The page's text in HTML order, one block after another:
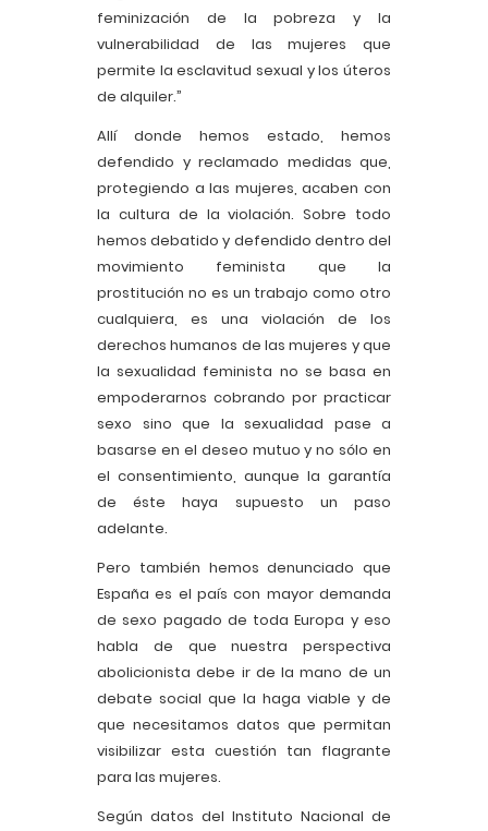
feminización de la pobreza y la
vulnerabilidad de las mujeres que
permite la esclavitud sexual y los úteros
de alquiler.”
Allí donde hemos estado, hemos
defendido y reclamado medidas que,
protegiendo a las mujeres, acaben con
la cultura de la violación. Sobre todo
hemos debatido y defendido dentro del
movimiento feminista que la
prostitución no es un trabajo como otro
cualquiera, es una violación de los
derechos humanos de las mujeres y que
la sexualidad feminista no se basa en
empoderarnos cobrando por practicar
sexo sino que la sexualidad pase a
basarse en el deseo mutuo y no sólo en
el consentimiento, aunque la garantía
de éste haya supuesto un paso
adelante.
Pero también hemos denunciado que
España es el país con mayor demanda
de sexo pagado de toda Europa y eso
habla de que nuestra perspectiva
abolicionista debe ir de la mano de un
debate social que la haga viable y de
que necesitamos datos que permitan
visibilizar esta cuestión tan flagrante
para las mujeres.
Según datos del Instituto Nacional de